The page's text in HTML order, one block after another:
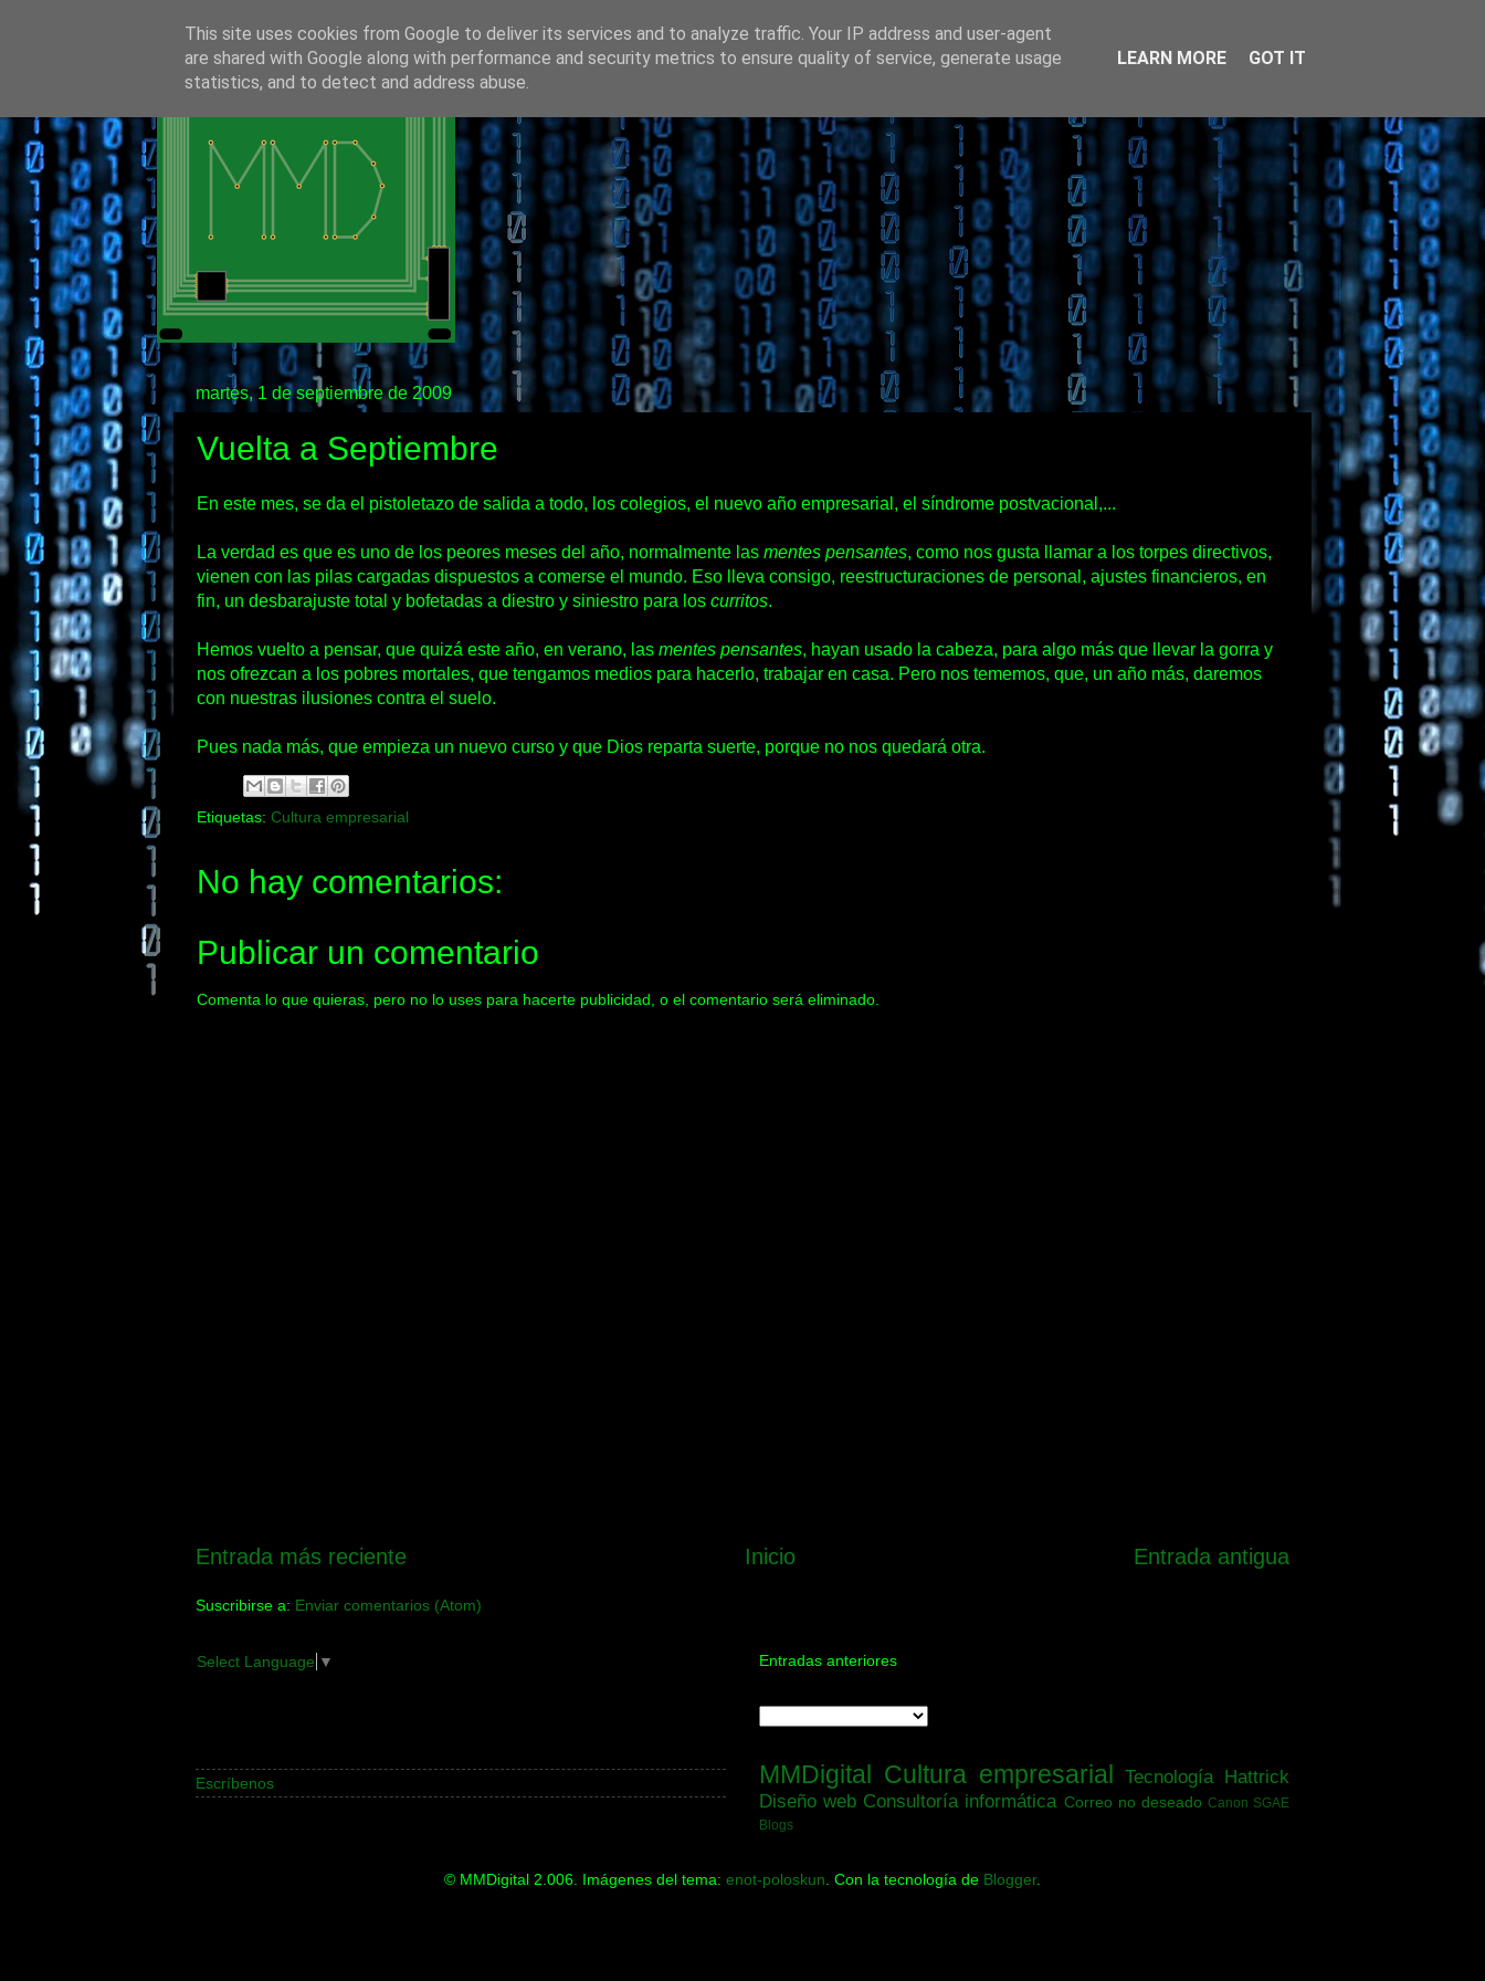
martes, 1 de septiembre de 2009
Vuelta a Septiembre
En este mes, se da el pistoletazo de salida a todo, los colegios, el nuevo año empresarial, el síndrome postvacional ,...
La verdad es que es uno de los peores meses del año, normalmente las mentes pensantes, como nos gusta llamar a los torpes directivos,
vienen con las pilas cargadas dispuestos a comerse el mundo. Eso lleva consigo, reestructuraciones de personal, ajustes financieros, en
fin, un desbarajuste total y bofetadas a diestro y siniestro para los curritos.
Hemos vuelto a pensar, que quizá este año, en verano, las mentes pensantes, hayan usado la cabeza, para algo más que llevar la gorra y
nos ofrezcan a los pobres mortales, que tengamos medios para hacerlo, trabajar en casa. Pero nos tememos, que, un año más, daremos
con nuestras ilusiones contra el suelo.
Pues nada más, que empieza un nuevo curso y que Dios reparta suerte, porque no nos quedará otra.
Etiquetas: Cultura empresarial
No hay comentarios:
Publicar un comentario
Comenta lo que quieras, pero no lo uses para hacerte publicidad, o el comentario será eliminado.
Entrada más reciente Entrada antigua
Inicio
Suscribirse a: Enviar comentarios (Atom)
Select Language ▼
Escríbenos
Entradas anteriores
MMDigital Cultura empresarial Tecnología Hattrick
Diseño web Consultoría informática Correo no deseado Canon SGAE
Blogs
© MMDigital 2.006. Imágenes del tema: enot-poloskun . Con la tecnología de Blogger.
This site uses cookies from Google to deliver its services and to analyze traffic. Your IP address and user-agent
are shared with Google along with performance and security metrics to ensure quality of service, generate usage
statistics, and to detect and address abuse.
LEARN MORE GOT IT